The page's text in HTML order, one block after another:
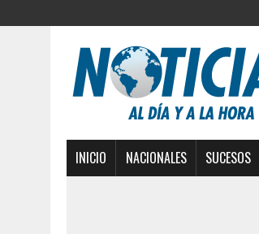
INICIO NACIONALES SUCESOS